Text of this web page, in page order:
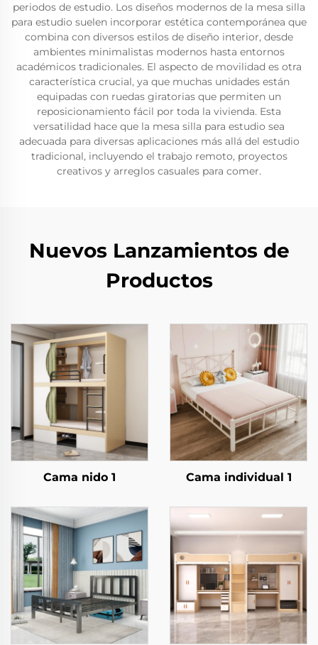
periodos de estudio. Los diseños modernos de la mesa silla
para estudio suelen incorporar estética contemporánea que
combina con diversos estilos de diseño interior, desde
ambientes minimalistas modernos hasta entornos
académicos tradicionales. El aspecto de movilidad es otra
característica crucial, ya que muchas unidades están
equipadas con ruedas giratorias que permiten un
reposicionamiento fácil por toda la vivienda. Esta
versatilidad hace que la mesa silla para estudio sea
adecuada para diversas aplicaciones más allá del estudio
tradicional, incluyendo el trabajo remoto, proyectos
creativos y arreglos casuales para comer.
Nuevos Lanzamientos de
Productos
Cama nido 1 Cama individual 1